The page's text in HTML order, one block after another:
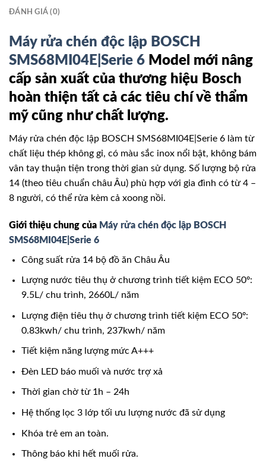
ĐÁNH GIÁ (0)
Máy rửa chén độc lập BOSCH
SMS68MI04E|Serie 6 Model mới nâng
cấp sản xuất của thương hiệu Bosch
hoàn thiện tất cả các tiêu chí về thẩm
mỹ cũng như chất lượng.
Máy rửa chén độc lập BOSCH SMS68MI04E|Serie 6 làm từ
chất liệu thép không gỉ, có màu sắc inox nổi bật, không bám
vân tay thuận tiện trong thời gian sử dụng. Số lượng bộ rửa
14 (theo tiêu chuẩn châu Âu) phù hợp với gia đình có từ 4 –
8 người, có thể rửa kèm cả xoong nồi.
Giới thiệu chung của Máy rửa chén độc lập BOSCH
SMS68MI04E|Serie 6
Công suất rửa 14 bộ đồ ăn Châu Âu
Lượng nước tiêu thụ ở chương trình tiết kiệm ECO 50º:
9.5L/ chu trình, 2660L/ năm
Lượng điện tiêu thụ ở chương trình tiết kiệm ECO 50º:
0.83kwh/ chu trình, 237kwh/ năm
Tiết kiệm năng lượng mức A+++
Đèn LED báo muối và nước trợ xả
Thời gian chờ từ 1h – 24h
Hệ thống lọc 3 lớp tối ưu lượng nước đã sử dụng
Khóa trẻ em an toàn.
Thông báo khi hết muối rửa.